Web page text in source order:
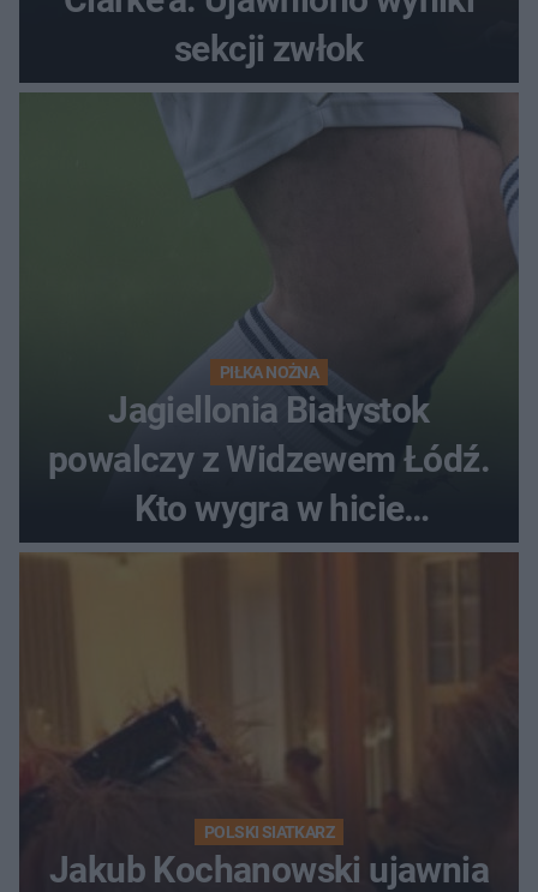
sekcji zwłok
PIŁKA NOŻNA
Jagiellonia Białystok
powalczy z Widzewem Łódź.
Kto wygra w hicie
Ekstraklasy?
POLSKI SIATKARZ
Jakub Kochanowski ujawnia